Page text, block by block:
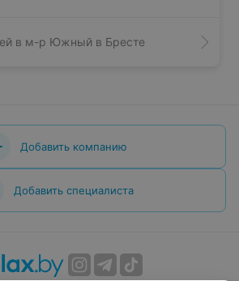
в м-р Южный в Бресте
Добавить компанию
Добавить специалиста